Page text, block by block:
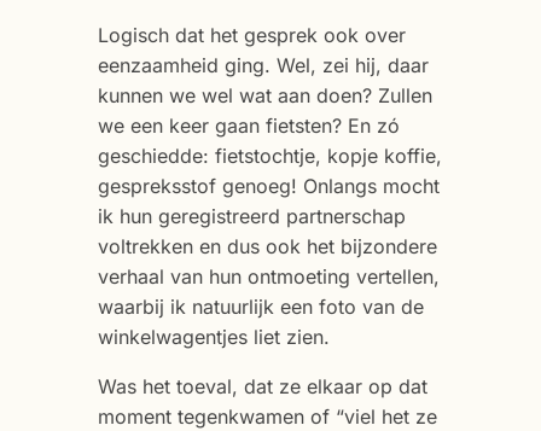
Logisch dat het gesprek ook over
eenzaamheid ging. Wel, zei hij, daar
kunnen we wel wat aan doen? Zullen
we een keer gaan fietsten? En zó
geschiedde: fietstochtje, kopje koffie,
gespreksstof genoeg! Onlangs mocht
ik hun geregistreerd partnerschap
voltrekken en dus ook het bijzondere
verhaal van hun ontmoeting vertellen,
waarbij ik natuurlijk een foto van de
winkelwagentjes liet zien.
Was het toeval, dat ze elkaar op dat
moment tegenkwamen of “viel het ze